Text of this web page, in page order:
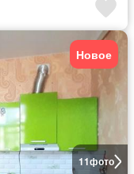
11фото
Новое